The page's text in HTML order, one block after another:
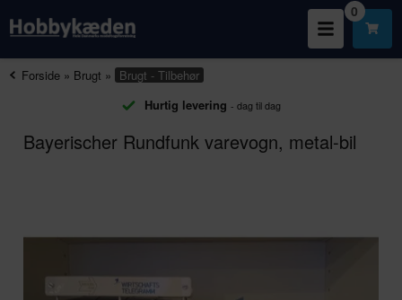
0
Forside » Brugt » Brugt - Tilbehør
Hurtig levering - dag til dag
Bayerischer Rundfunk varevogn, metal-bil